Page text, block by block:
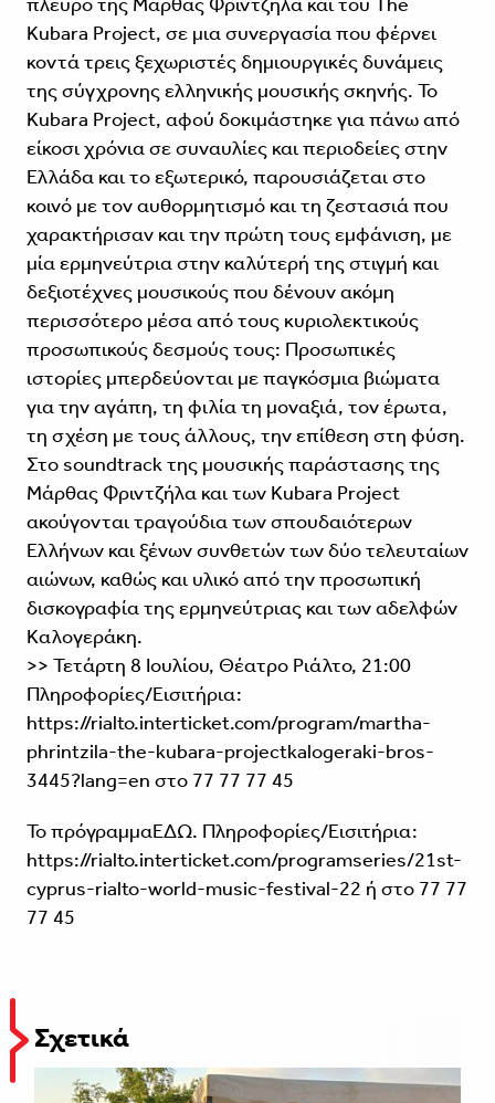
Kubara Project, σε μια συνεργασία που φέρνει
κοντά τρεις ξεχωριστές δημιουργικές δυνάμεις
της σύγχρονης ελληνικής μουσικής σκηνής. Το
Kubara Project, αφού δοκιμάστηκε για πάνω από
είκοσι χρόνια σε συναυλίες και περιοδείες στην
Ελλάδα και το εξωτερικό, παρουσιάζεται στο
κοινό με τον αυθορμητισμό και τη ζεστασιά που
χαρακτήρισαν και την πρώτη τους εμφάνιση, με
μία ερμηνεύτρια στην καλύτερή της στιγμή και
δεξιοτέχνες μουσικούς που δένουν ακόμη
περισσότερο μέσα από τους κυριολεκτικούς
προσωπικούς δεσμούς τους: Προσωπικές
ιστορίες μπερδεύονται με παγκόσμια βιώματα
για την αγάπη, τη φιλία τη μοναξιά, τον έρωτα,
τη σχέση με τους άλλους, την επίθεση στη φύση.
Στo soundtrack της μουσικής παράστασης της
Μάρθας Φριντζήλα και των Kubara Project
ακούγονται τραγούδια των σπουδαιότερων
Ελλήνων και ξένων συνθετών των δύο τελευταίων
αιώνων, καθώς και υλικό από την προσωπική
δισκογραφία της ερμηνεύτριας και των αδελφών
Καλογεράκη.
>> Τετάρτη 8 Ιουλίου, Θέατρο Ριάλτο, 21:00
Πληροφορίες/Εισιτήρια:
https://rialto.interticket.com/program/martha-
phrintzila-the-kubara-projectkalogeraki-bros-
3445?lang=en στο 77 77 77 45
Το πρόγραμμαΕΔΩ. Πληροφορίες/Εισιτήρια:
https://rialto.interticket.com/programseries/21st-
cyprus-rialto-world-music-festival-22 ή στο 77 77
77 45
Σχετικά